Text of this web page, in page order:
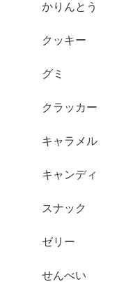
かりんとう
クッキー
グミ
クラッカー
キャラメル
キャンディ
スナック
ゼリー
せんべい